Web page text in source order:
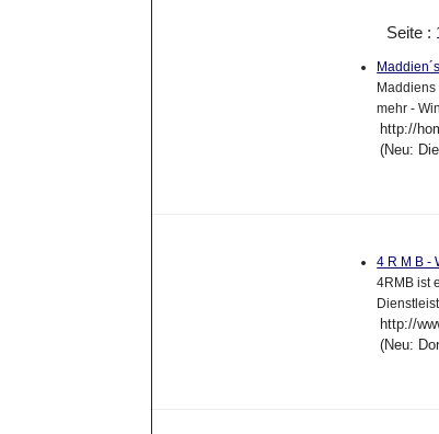
Seite :
Maddiens
mehr -
http://
(Neu:
4 R M B -
4RMB ist
http://
(Neu: